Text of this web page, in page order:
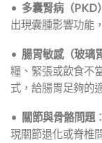
• 多囊腎病（PKD）
出現囊腫影響功能
• 腸胃敏感（玻璃
糧、緊張或飲食不
式，給腸胃足夠的
• 關節與骨骼問題
現關節退化或脊椎